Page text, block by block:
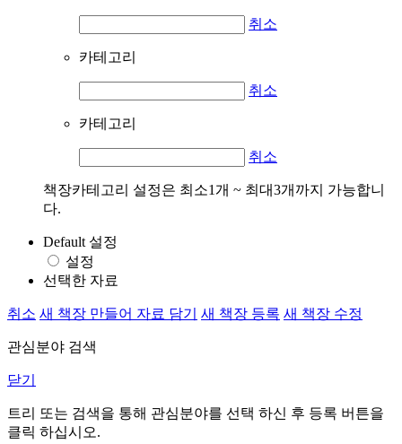
취소
카테고리
취소
카테고리
취소
책장카테고리 설정은 최소1개 ~ 최대3개까지 가능합니
다.
Default 설정
설정
선택한 자료
취소 새 책장 만들어 자료 담기 새 책장 등록 새 책장 수정
관심분야 검색
닫기
트리 또는 검색을 통해 관심분야를 선택 하신 후 등록 버튼을
클릭 하십시오.